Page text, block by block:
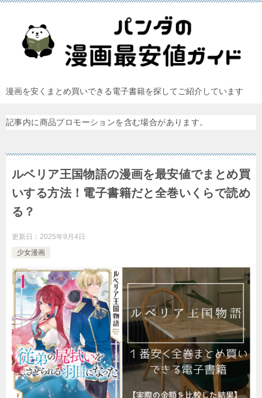
漫画を安くまとめ買いできる電子書籍を探してご紹介しています
記事内に商品プロモーションを含む場合があります。
ルベリア王国物語の漫画を最安値でまとめ買
いする方法！電子書籍だと全巻いくらで読め
る？
更新日： 2025年9月4日
少女漫画